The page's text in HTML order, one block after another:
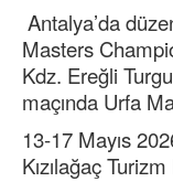
Antalya’da
Masters
Kdz. Ereğli
maçında Urfa
​13-17 Mayıs
Kızılağaç